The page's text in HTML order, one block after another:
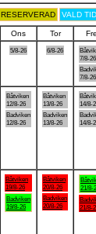
RESERVERAD VALD TID
Ons Tor Fre
5/8-26 6/8-26
7/8-26
7/8-26
Båtviken
12/8-26
Badviken
12/8-26
Båtviken
13/8-26
Badviken
13/8-26
14/8-
14/8-
Båtviken
19/8-26
Badviken
19/8-26
Båtviken
20/8-26
Badviken
20/8-26
21/8-
21/8-